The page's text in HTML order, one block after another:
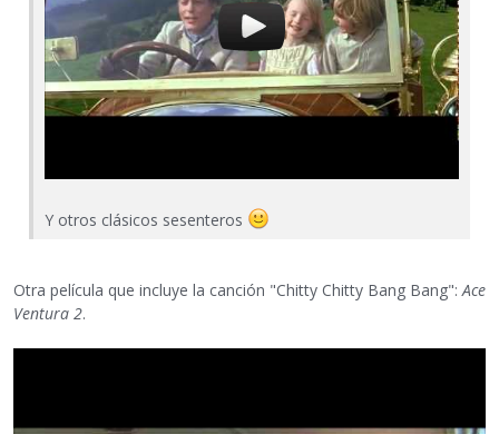
Y otros clásicos sesenteros
Otra película que incluye la canción "Chitty Chitty Bang Bang":Ace
Ventura 2.